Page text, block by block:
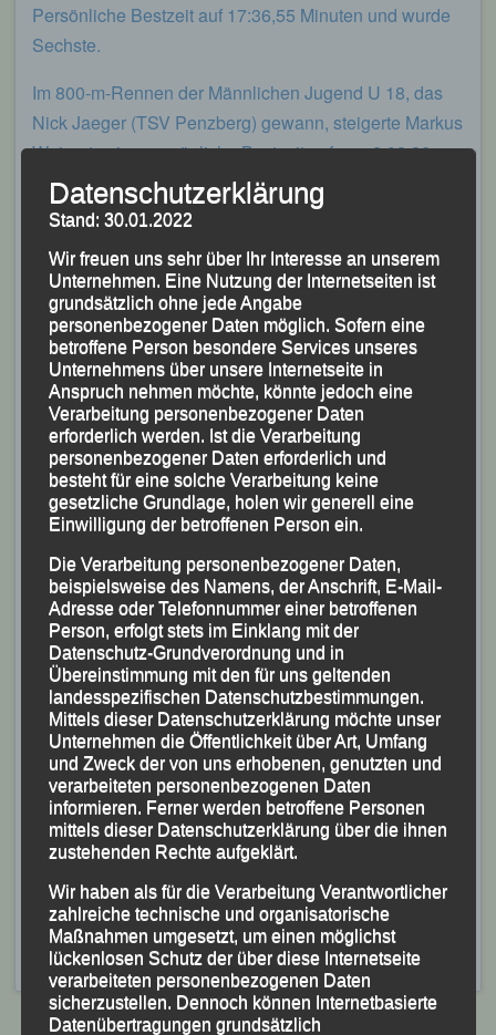
Persönliche Bestzeit auf 17:36,55 Minuten und wurde
Sechste.
Im 800-m-Rennen der Männlichen Jugend U 18, das
Nick Jaeger (TSV Penzberg) gewann, steigerte Markus
Weinert seine persönliche Bestzeit auf nun 2:03,86
Minuten und belegte damit ebenfalls Rang Sechs.
Erfolgreiches LG-Trio (v.li.) Susanne Ölhorn, Tobias Schreindl und
Markus Weinert
VeröffentlichtinAktuelles,Archiv 2016| Markiert mit
Bayerische Meisterschaften, Erding
Datenschutzerklärung
Stand: 30.01.2022
Wir freuen uns sehr über Ihr Interesse an unserem
Unternehmen. Eine Nutzung der Internetseiten ist
grundsätzlich ohne jede Angabe
personenbezogener Daten möglich. Sofern eine
betroffene Person besondere Services unseres
Unternehmens über unsere Internetseite in
Anspruch nehmen möchte, könnte jedoch eine
Verarbeitung personenbezogener Daten
erforderlich werden. Ist die Verarbeitung
personenbezogener Daten erforderlich und
besteht für eine solche Verarbeitung keine
gesetzliche Grundlage, holen wir generell eine
Einwilligung der betroffenen Person ein.
Die Verarbeitung personenbezogener Daten,
beispielsweise des Namens, der Anschrift, E-Mail-
Adresse oder Telefonnummer einer betroffenen
Person, erfolgt stets im Einklang mit der
Datenschutz-Grundverordnung und in
Übereinstimmung mit den für uns geltenden
landesspezifischen Datenschutzbestimmungen.
Mittels dieser Datenschutzerklärung möchte unser
Unternehmen die Öffentlichkeit über Art, Umfang
und Zweck der von uns erhobenen, genutzten und
verarbeiteten personenbezogenen Daten
informieren. Ferner werden betroffene Personen
mittels dieser Datenschutzerklärung über die ihnen
zustehenden Rechte aufgeklärt.
Wir haben als für die Verarbeitung Verantwortlicher
zahlreiche technische und organisatorische
Maßnahmen umgesetzt, um einen möglichst
lückenlosen Schutz der über diese Internetseite
verarbeiteten personenbezogenen Daten
sicherzustellen. Dennoch können Internetbasierte
Datenübertragungen grundsätzlich